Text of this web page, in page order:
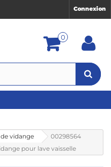
Connexion
0
vidange
00298564
pour lave vaisselle